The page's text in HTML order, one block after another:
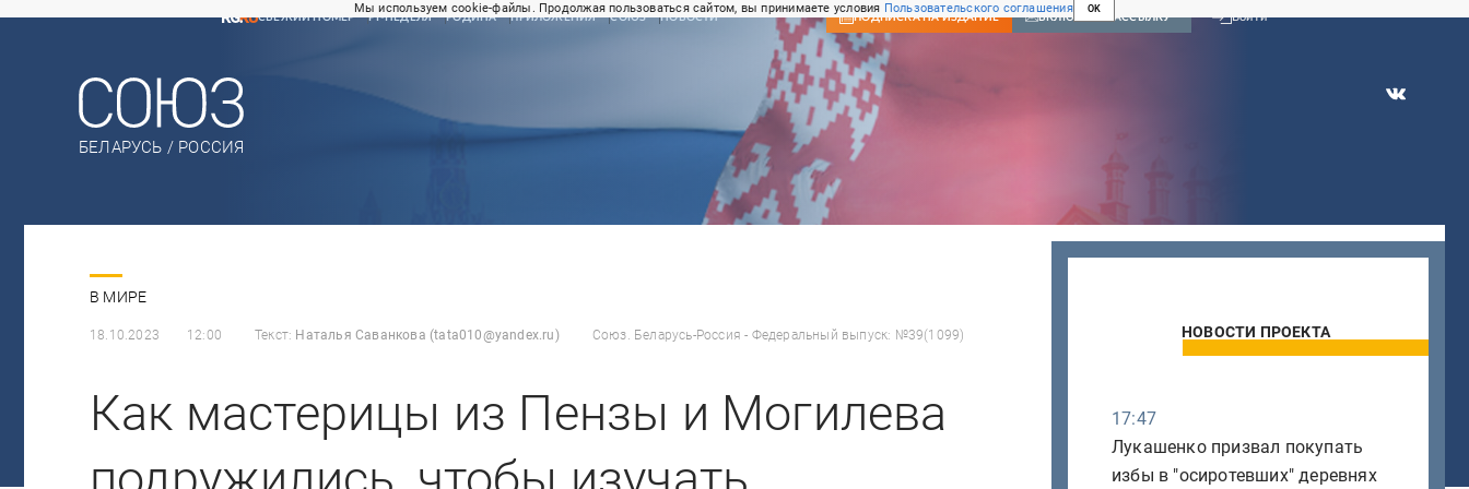
Мы используем cookie-файлы. Продолжая пользоваться сайтом, вы принимаете условия Пользовательского соглашения
OK
СВЕЖИЙ НОМЕР
РГ-НЕДЕЛЯ РОДИНА ПРИЛОЖЕНИЯ СОЮЗ НОВОСТИ ПОДПИСКА НА ИЗДАНИЕ ВКЛЮЧИТЬ РАССЫЛКУ Войти
БЕЛАРУСЬ / РОССИЯ
В МИРЕ
18.10.2023 12:00 Текст: Наталья Саванкова (tata010@yandex.ru) Союз. Беларусь-Россия - Федеральный выпуск: №39(1099)
Как мастерицы из Пензы и Могилева
НОВОСТИ ПРОЕКТА
17:47
Лукашенко призвал покупать
избы в "осиротевших" деревнях